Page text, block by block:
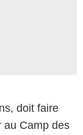
doit faire
au Camp des